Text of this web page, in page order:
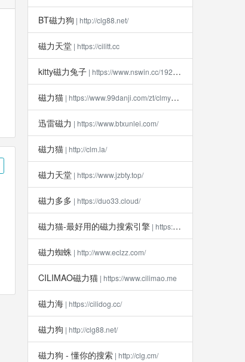
BT磁力狗 | http://clg88.net/
磁力天堂 | https://cilitt.cc
kitty磁力兔子 | https://www.nswin.cc/19270.html
磁力猫 | https://www.99danji.com/zt/clmykxz/
迅雷磁力 | https://www.btxunlei.com/
磁力猫 | http://clm.la​/
磁力天堂 | https://www.jzbty.top/
磁力多多 | https://duo33.cloud/
磁力猫-最好用的磁力搜索引擎 | https://clm112.xyz
磁力蜘蛛 | http://www.eclzz.com/
CILIMAO磁力猫 | https://www.cilimao.me
磁力海 | https://cilidog.cc/
磁力狗 | http://clg88.net/
磁力狗 - 懂你的搜索 | http://clg.cm/